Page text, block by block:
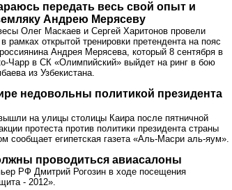
передать весь свой опыт и
Андрею Мерясеву
Олег Маскаев и Сергей Харитонов провели
рамках открытой тренировки претендента на пояс
Андрея Мерясева, который 8 сентября в
Чарр в СК «Олимпийский» выйдет на ринг в бою
из Узбекистана.
недовольны политикой президента
на улицы столицы Каира после пятничной
протеста против политики президента страны
сообщает египетская газета «Аль-Масри аль-яум».
проводиться авиасалоны
РФ Дмитрий Рогозин в ходе посещения
- 2012».